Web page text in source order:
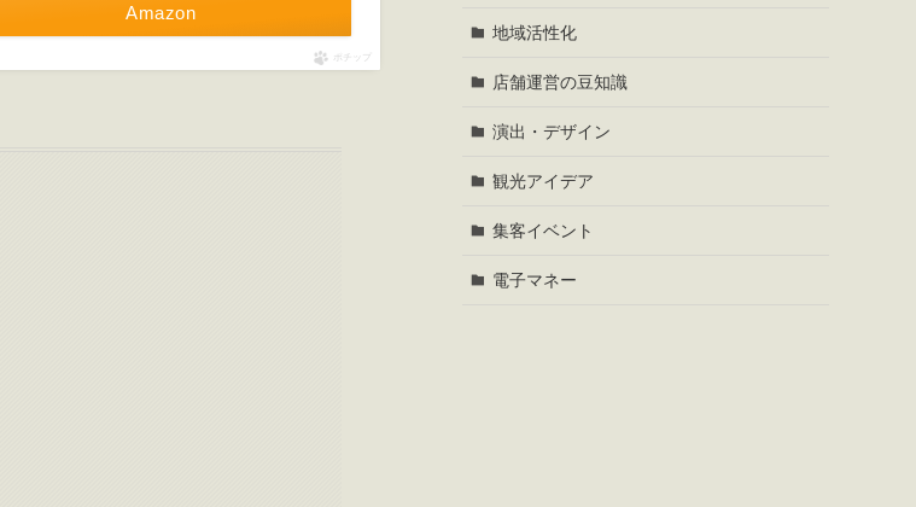
Amazon
ポチップ
地域活性化
店舗運営の豆知識
演出・デザイン
観光アイデア
集客イベント
電子マネー